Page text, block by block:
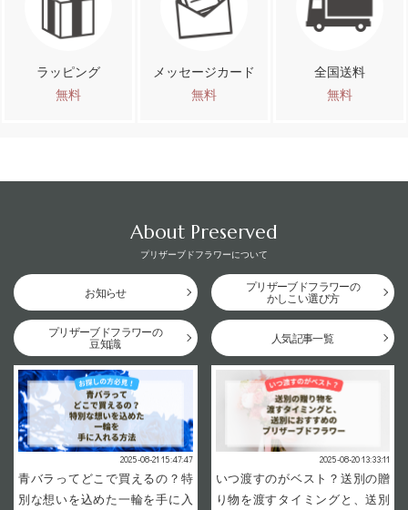
ラッピング
無料
メッセージカード
無料
全国送料
無料
About Preserved
プリザーブドフラワーについて
お知らせ
プリザーブドフラワーの
かしこい選び方
プリザーブドフラワーの
豆知識
人気記事一覧
2025-08-21 15:47:47
青バラってどこで買えるの？特
別な想いを込めた一輪を手に入
2025-08-20 13:33:11
いつ渡すのがベスト？送別の贈
り物を渡すタイミングと、送別